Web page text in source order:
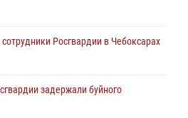
Росгвардии в Чебоксарах
задержали буйного